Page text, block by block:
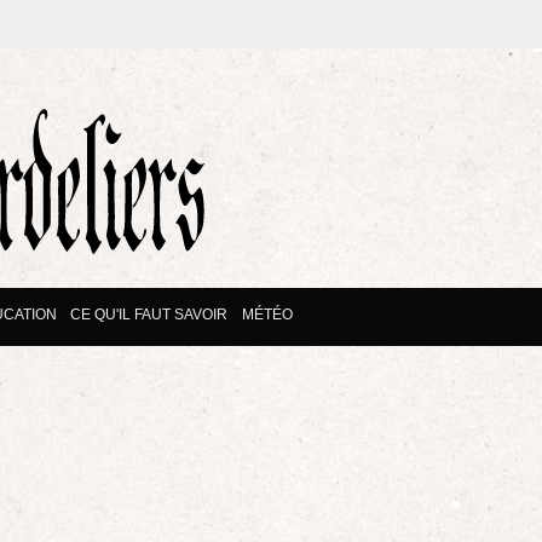
CE QU'IL FAUT SAVOIR MÉTÉO